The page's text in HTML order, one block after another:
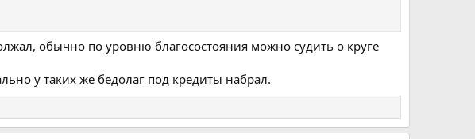
обычно по уровню благосостояния можно судить о круге
у таких же бедолаг под кредиты набрал.